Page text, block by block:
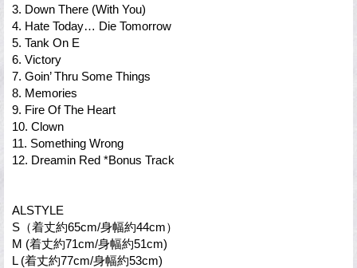
3. Down There (With You)
4. Hate Today… Die Tomorrow
5. Tank On E
6. Victory
7. Goin’ Thru Some Things
8. Memories
9. Fire Of The Heart
10. Clown
11. Something Wrong
12. Dreamin Red *Bonus Track
ALSTYLE
S（着丈約65cm/身幅約44cm）
M (着丈約71cm/身幅約51cm)
L (着丈約77cm/身幅約53cm)